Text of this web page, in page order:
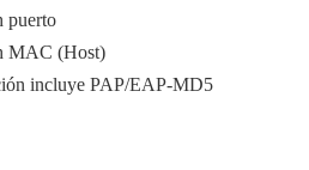
puerto
MAC (Host)
incluye PAP/EAP-MD5